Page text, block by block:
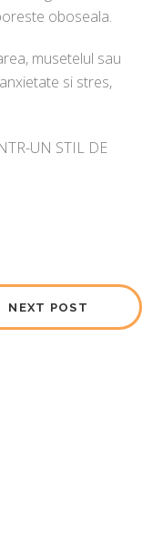
oboseala.
musetelul sau
si stres,
UN STIL DE
NEXT POST